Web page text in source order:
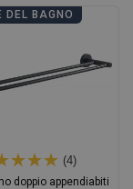
al carrello
DEL BAGNO
(4)
doppio appendiabiti